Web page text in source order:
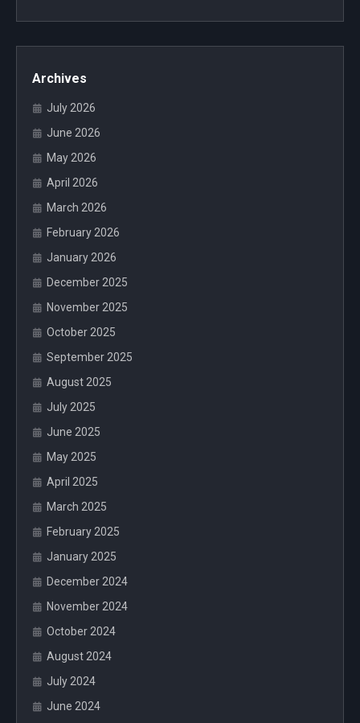
Archives
July 2026
June 2026
May 2026
April 2026
March 2026
February 2026
January 2026
December 2025
November 2025
October 2025
September 2025
August 2025
July 2025
June 2025
May 2025
April 2025
March 2025
February 2025
January 2025
December 2024
November 2024
October 2024
August 2024
July 2024
June 2024